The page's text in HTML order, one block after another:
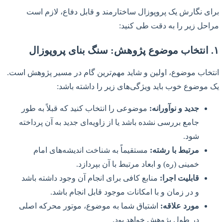
برای نگارش یک پروپوزال ساختارمند و قابل دفاع، لازم است
مراحل زیر را به دقت طی کنید:
۱. انتخاب موضوع پژوهش: سنگ بنای پروپوزال
انتخاب موضوع، اولین و شاید مهم‌ترین گام در مسیر پژوهش است.
یک موضوع خوب باید ویژگی‌های زیر را داشته باشد:
جدید و نوآورانه: موضوعی را انتخاب کنید که قبلاً به طور
جامع بررسی نشده باشد یا از زاویه‌ای جدید به آن پرداخته
شود.
مرتبط با رشته: مستقیماً به شناخت اندیشه‌های امام
خمینی (ره) و ابعاد مرتبط با آن بپردازد.
قابلیت اجرا: منابع کافی برای انجام آن وجود داشته باشد
و در زمان و با امکانات موجود قابل انجام باشد.
مورد علاقه: اشتیاق شما به موضوع، موتور محرکه اصلی
در طول پژوهش خواهد بود.